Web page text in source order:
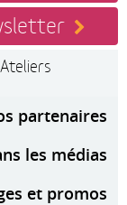
partenaires
les médias
et promos